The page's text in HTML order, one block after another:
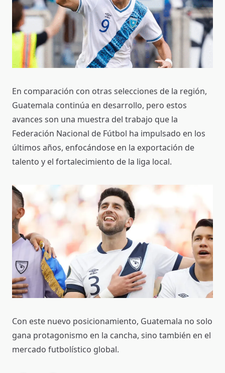
En comparación con otras selecciones de la región,
Guatemala continúa en desarrollo, pero estos
avances son una muestra del trabajo que la
Federación Nacional de Fútbol ha impulsado en los
últimos años, enfocándose en la exportación de
talento y el fortalecimiento de la liga local.
Con este nuevo posicionamiento, Guatemala no solo
gana protagonismo en la cancha, sino también en el
mercado futbolístico global.